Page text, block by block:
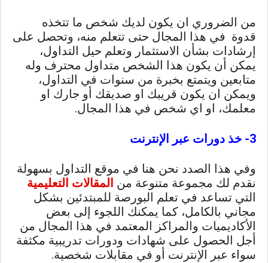
من الضروري ان يكون لديك شخص ما تتخذه
قدوة في هذا المجال حتى تتعلم منه، وتحصل على
إرشادات بشأن الاستثمار وتعلم حيل التداول،
يمكن أن يكون هذا الشخص متداول محترف وله
متابعين ويتمتع بخبرة من سنوات في التداول،
ويمكن ان يكون قريبك او صديقك أو جارك او
معلمك، او اي شخص في هذا المجال.
3- خذ دورات عبر الإنترنت
وفي هذا الصدد نحن هنا في موقع التداول بسهولة
نقدم لك مجموعة متنوعة من المقالات التعليمية
التي تساعد في تعلم البورصة للمبتدئين بشكل
مجاني بالكامل، كما يمكنك اللجوء إلى بعض
الأكاديميات والمراكز المعتمد في هذا المجال من
أجل الحصول على شهادات ودورات تدريبية مكثفة
سواء عبر الإنترنت أو في مقابلات شخصية.